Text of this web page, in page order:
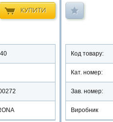
КУПИТИ
Код товару:
Кат. номер:
Зав. номер:
Виробник